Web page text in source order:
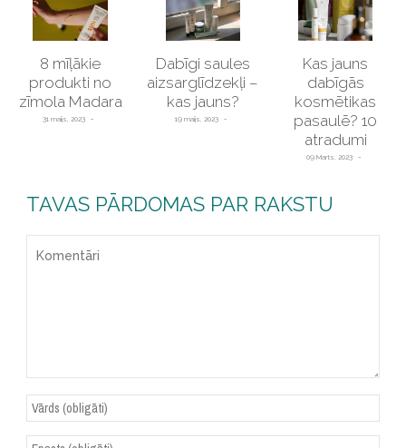
8 mīļākie
produkti no
zīmola Madara
31 maijs, 2023
Dabīgi saules
aizsarglīdzekļi –
kas jauns?
19 maijs, 2023
Kas jauns
dabīgās
kosmētikas
pasaulē? 10
atradumi
09 Marts, 2023
TAVAS PĀRDOMAS PAR RAKSTU